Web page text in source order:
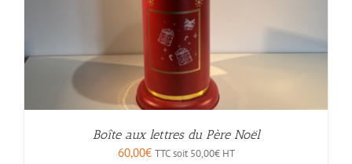
Boîte aux lettres du Père Noël
60,00€ TTC soit 50,00€HT